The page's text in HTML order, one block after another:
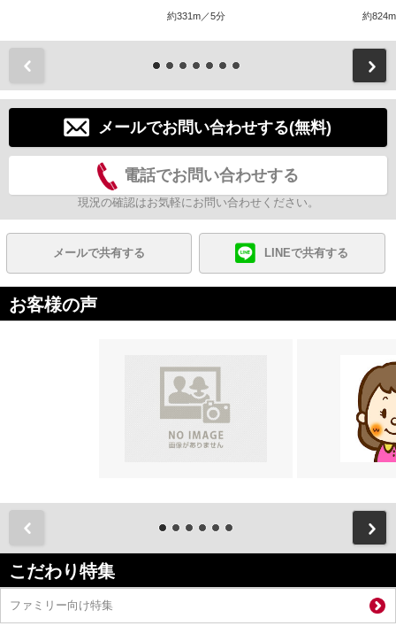
約331m／5分 約
メールでお問い合わせする(無料)
電話でお問い合わせする
現況の確認はお気軽にお問い合わせください。
メールで共有する LINEで共有する
お客様の声
こだわり特集
ファミリー向け特集